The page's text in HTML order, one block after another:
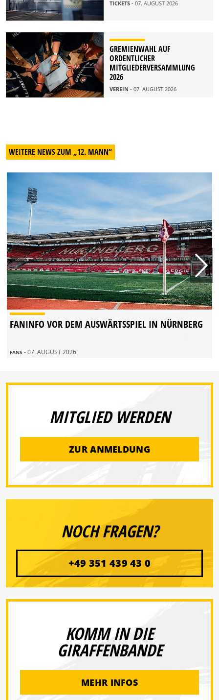
TICKETS - 07. AUGUST 2026
GREMIENWAHL AUF
ORDENTLICHER
MITGLIEDERVERSAMMLUNG
2026
VEREIN - 07. AUGUST 2026
WEITERE NEWS ZUM „12. MANN“
FANINFO VOR DEM AUSWÄRTSSPIEL IN NÜRNBERG
FANS - 07. AUGUST 2026
MITGLIED WERDEN
ZUR ANMELDUNG
NOCH FRAGEN?
+49 351 439 43 0
KOMM IN DIE
GIRAFFENBANDE
MEHR INFOS